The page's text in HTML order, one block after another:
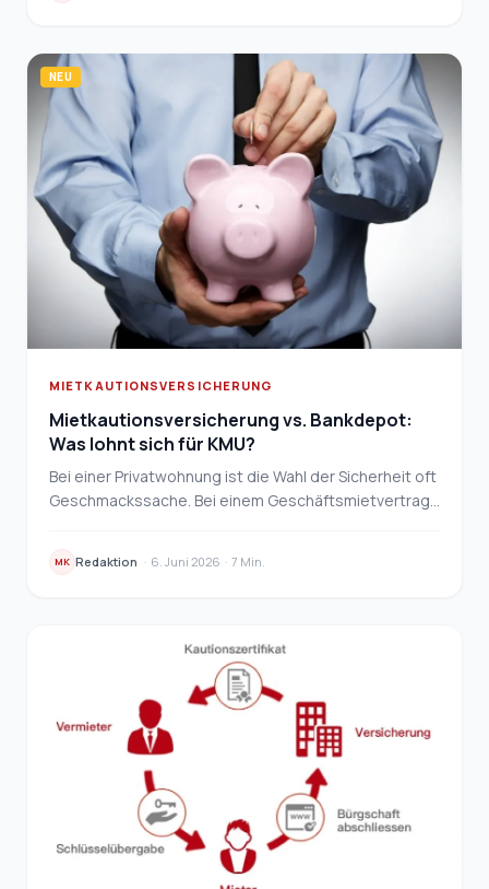
NEU
MIETKAUTIONSVERSICHERUNG
Mietkautionsversicherung vs. Bankdepot:
Was lohnt sich für KMU?
Bei einer Privatwohnung ist die Wahl der Sicherheit oft
Geschmackssache. Bei einem Geschäftsmietvertrag
MK Redaktion · 6. Juni 2026 · 7 Min.